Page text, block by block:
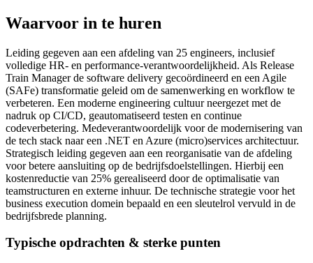
Waarvoor in te huren
Leiding gegeven aan een afdeling van 25 engineers, inclusief
volledige HR- en performance-verantwoordelijkheid. Als Release
Train Manager de software delivery gecoördineerd en een Agile
(SAFe) transformatie geleid om de samenwerking en workflow te
verbeteren. Een moderne engineering cultuur neergezet met de
nadruk op CI/CD, geautomatiseerd testen en continue
codeverbetering. Medeverantwoordelijk voor de modernisering van
de tech stack naar een .NET en Azure (micro)services architectuur.
Strategisch leiding gegeven aan een reorganisatie van de afdeling
voor betere aansluiting op de bedrijfsdoelstellingen. Hierbij een
kostenreductie van 25% gerealiseerd door de optimalisatie van
teamstructuren en externe inhuur. De technische strategie voor het
business execution domein bepaald en een sleutelrol vervuld in de
bedrijfsbrede planning.
Typische opdrachten & sterke punten